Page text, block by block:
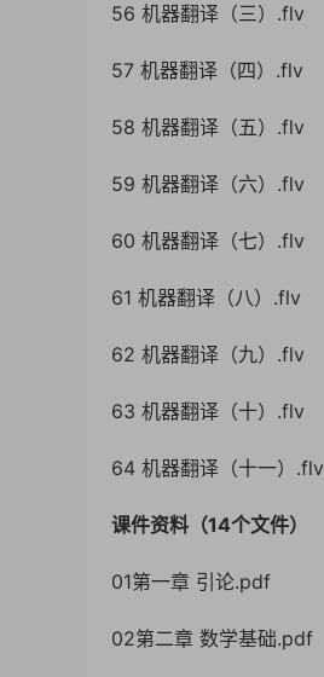
56 机器翻译（三）.flv
57 机器翻译（四）.flv
58 机器翻译（五）.flv
59 机器翻译（六）.flv
60 机器翻译（七）.flv
61 机器翻译（八）.flv
62 机器翻译（九）.flv
63 机器翻译（十）.flv
64 机器翻译（十一）.flv
课件资料（14个文件）
01第一章 引论.pdf
02第二章 数学基础.pdf